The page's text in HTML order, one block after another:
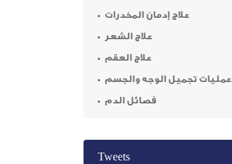
علاج إدمان المخدرات
علاج الشعر
علاج العقم
عمليات تجميل الوجه والجسم
فصائل الدم
Tweets